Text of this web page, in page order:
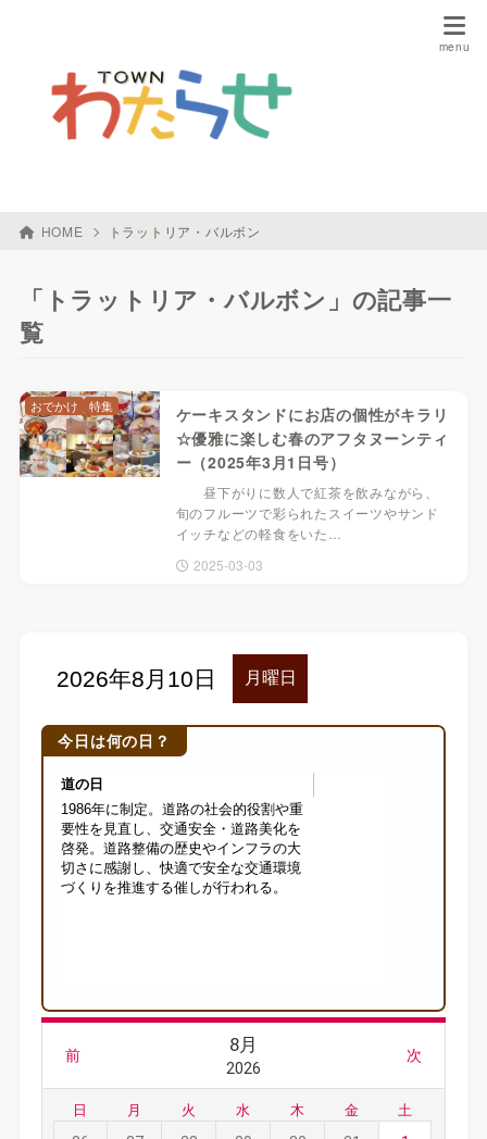
HOME トラットリア・バルボン
「トラットリア・バルボン」の記事一
覧
ケーキスタンドにお店の個性がキラリ
☆優雅に楽しむ春のアフタヌーンティ
ー（2025年3月1日号）
昼下がりに数人で紅茶を飲みながら、
旬のフルーツで彩られたスイーツやサンド
イッチなどの軽食をいた…
2025-03-03
おでかけ 特集
今日は何の日？